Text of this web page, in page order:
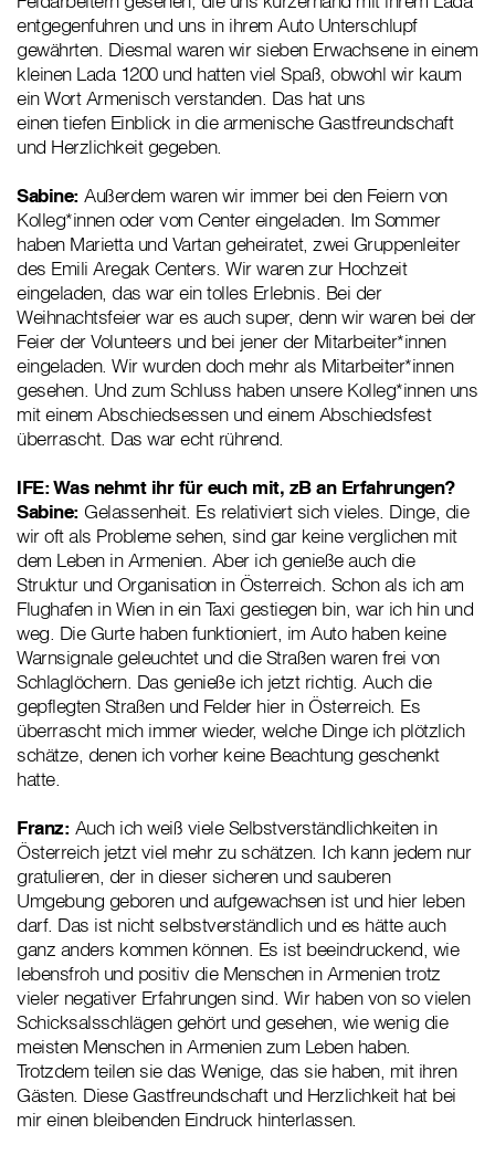
entgegenfuhren und uns in ihrem Auto Unterschlupf
gewährten. Diesmal waren wir sieben Erwachsene in einem
kleinen Lada 1200 und hatten viel Spaß, obwohl wir kaum
ein Wort Armenisch verstanden. Das hat uns
einen tiefen Einblick in die armenische Gastfreundschaft
und Herzlichkeit gegeben.
Sabine: Außerdem waren wir immer bei den Feiern von
Kolleg*innen oder vom Center eingeladen. Im Sommer
haben Marietta und Vartan geheiratet, zwei Gruppenleiter
des Emili Aregak Centers. Wir waren zur Hochzeit
eingeladen, das war ein tolles Erlebnis. Bei der
Weihnachtsfeier war es auch super, denn wir waren bei der
Feier der Volunteers und bei jener der Mitarbeiter*innen
eingeladen. Wir wurden doch mehr als Mitarbeiter*innen
gesehen. Und zum Schluss haben unsere Kolleg*innen uns
mit einem Abschiedsessen und einem Abschiedsfest
überrascht. Das war echt rührend.
IFE: Was nehmt ihr für euch mit, zB an Erfahrungen?
Sabine: Gelassenheit. Es relativiert sich vieles. Dinge, die
wir oft als Probleme sehen, sind gar keine verglichen mit
dem Leben in Armenien. Aber ich genieße auch die
Struktur und Organisation in Österreich. Schon als ich am
Flughafen in Wien in ein Taxi gestiegen bin, war ich hin und
weg. Die Gurte haben funktioniert, im Auto haben keine
Warnsignale geleuchtet und die Straßen waren frei von
Schlaglöchern. Das genieße ich jetzt richtig. Auch die
gepflegten Straßen und Felder hier in Österreich. Es
überrascht mich immer wieder, welche Dinge ich plötzlich
schätze, denen ich vorher keine Beachtung geschenkt
hatte.
Franz: Auch ich weiß viele Selbstverständlichkeiten in
Österreich jetzt viel mehr zu schätzen. Ich kann jedem nur
gratulieren, der in dieser sicheren und sauberen
Umgebung geboren und aufgewachsen ist und hier leben
darf. Das ist nicht selbstverständlich und es hätte auch
ganz anders kommen können. Es ist beeindruckend, wie
lebensfroh und positiv die Menschen in Armenien trotz
vieler negativer Erfahrungen sind. Wir haben von so vielen
Schicksalsschlägen gehört und gesehen, wie wenig die
meisten Menschen in Armenien zum Leben haben.
Trotzdem teilen sie das Wenige, das sie haben, mit ihren
Gästen. Diese Gastfreundschaft und Herzlichkeit hat bei
mir einen bleibenden Eindruck hinterlassen.